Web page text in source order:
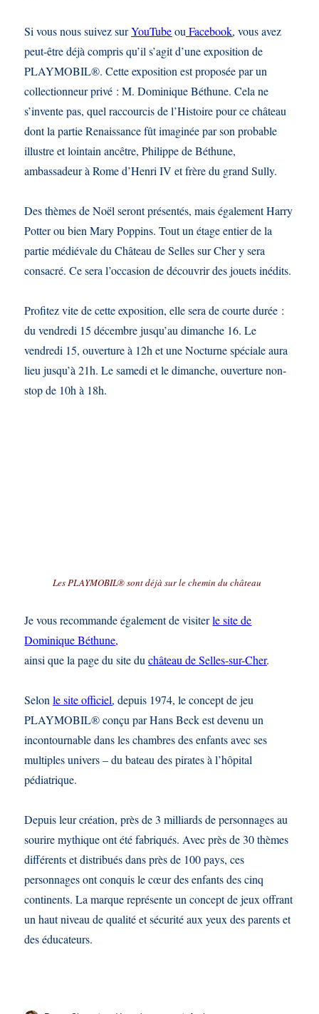
Si vous nous suivez surYouTubeouFacebook, vous avez
peut-être déjà compris qu’il s’agit d’une exposition de
PLAYMOBIL®. Cette exposition est proposée par un
collectionneur privé : M. Dominique Béthune. Cela ne
s’invente pas, quel raccourcis de l’Histoire pour ce château
dont la partie Renaissance fût imaginée par son probable
illustre et lointain ancêtre, Philippe de Béthune,
ambassadeur à Rome d’Henri IV et frère du grand Sully.
Des thèmes de Noël seront présentés, mais également Harry
Potter ou bien Mary Poppins. Tout un étage entier de la
partie médiévale du Château de Selles sur Cher y sera
consacré. Ce sera l’occasion de découvrir des jouets inédits.
Profitez vite de cette exposition, elle sera de courte durée :
du vendredi 15 décembre jusqu’au dimanche 16. Le
vendredi 15, ouverture à 12h et une Nocturne spéciale aura
lieu jusqu’à 21h. Le samedi et le dimanche, ouverture non-
stop de 10h à 18h.
Les PLAYMOBIL® sont déjà sur le chemin du château
Je vous recommande également de visiterle site de
Dominique Béthune,
ainsi que la page du site duchâteau de Selles-sur-Cher.
Selonle site officiel, depuis 1974, le concept de jeu
PLAYMOBIL® conçu par Hans Beck est devenu un
incontournable dans les chambres des enfants avec ses
multiples univers – du bateau des pirates à l’hôpital
pédiatrique.
Depuis leur création, près de 3 milliards de personnages au
sourire mythique ont été fabriqués. Avec près de 30 thèmes
différents et distribués dans près de 100 pays, ces
personnages ont conquis le cœur des enfants des cinq
continents. La marque représente un concept de jeux offrant
un haut niveau de qualité et sécurité aux yeux des parents et
des éducateurs.